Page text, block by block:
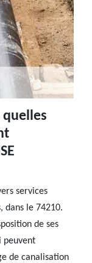
quelles
services
dans le 74210.
de ses
peuvent
de canalisation